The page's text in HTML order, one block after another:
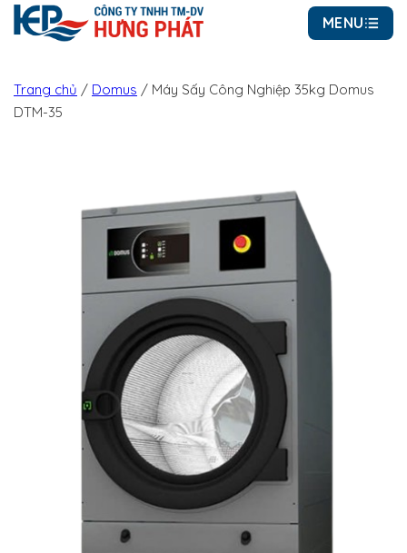
MENU
Trang chủ / Domus / Máy Sấy Công Nghiệp 35kg Domus
DTM-35